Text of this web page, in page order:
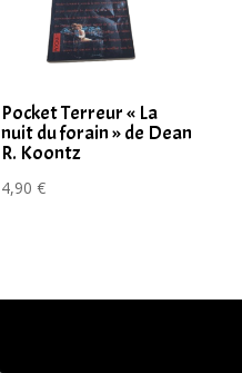
Pocket Terreur « La
nuit du forain » de Dean
R. Koontz
4,90€